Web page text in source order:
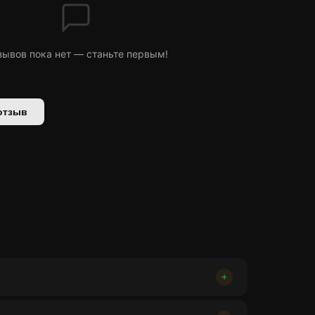
пока нет — станьте первым!